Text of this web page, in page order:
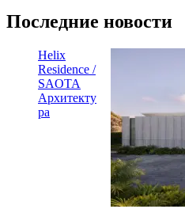
Последние новости
Helix
Residence /
SAOTA
Архитекту
ра